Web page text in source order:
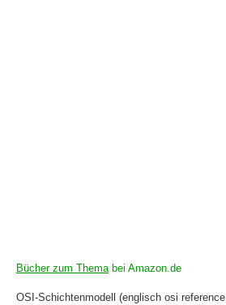
Bücher zum Themabei Amazon.de
OSI-Schichtenmodell (englisch osi